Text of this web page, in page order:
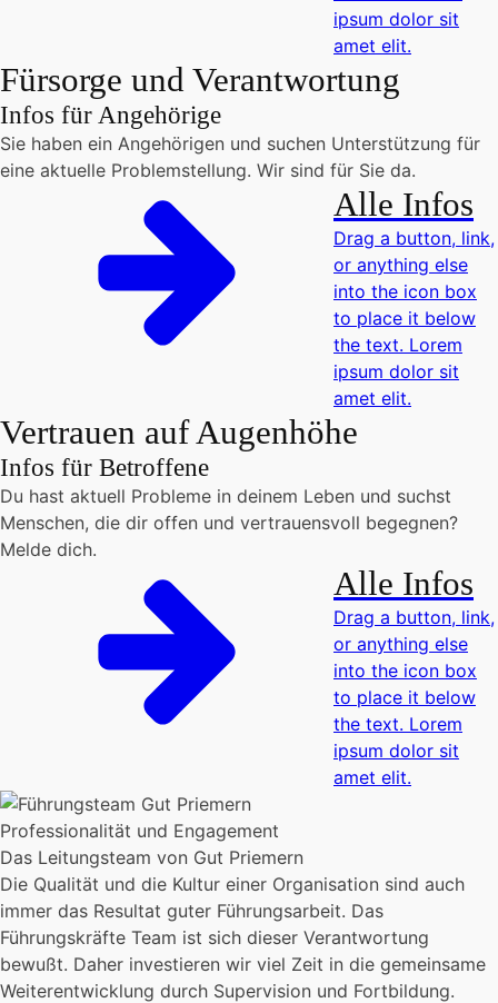
ipsum dolor sit
amet elit.
Fürsorge und Verantwortung
Infos für Angehörige
Sie haben ein Angehörigen und suchen Unterstützung für
eine aktuelle Problemstellung. Wir sind für Sie da.
Alle Infos
Drag a button, link,
or anything else
into the icon box
to place it below
the text. Lorem
ipsum dolor sit
amet elit.
Vertrauen auf Augenhöhe
Infos für Betroffene
Du hast aktuell Probleme in deinem Leben und suchst
Menschen, die dir offen und vertrauensvoll begegnen?
Melde dich.
Alle Infos
Drag a button, link,
or anything else
into the icon box
to place it below
the text. Lorem
ipsum dolor sit
amet elit.
Professionalität und Engagement
Das Leitungsteam von Gut Priemern
Die Qualität und die Kultur einer Organisation sind auch
immer das Resultat guter Führungsarbeit. Das
Führungskräfte Team ist sich dieser Verantwortung
bewußt. Daher investieren wir viel Zeit in die gemeinsame
Weiterentwicklung durch Supervision und Fortbildung.